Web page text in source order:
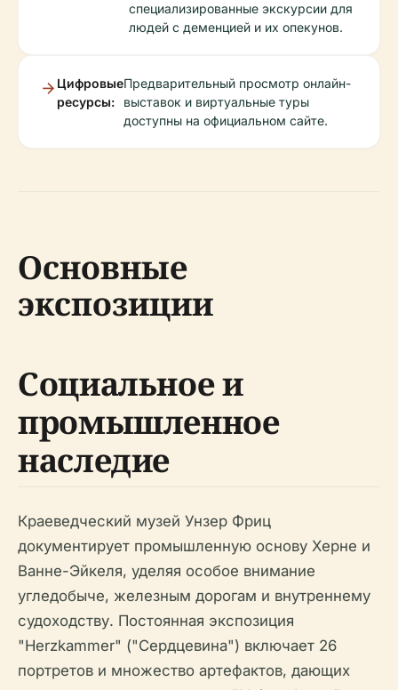
специализированные экскурсии для
людей с деменцией и их опекунов.
Цифровые
ресурсы:
Предварительный просмотр онлайн-
выставок и виртуальные туры
доступны на официальном сайте.
Основные
экспозиции
Социальное и
промышленное
наследие
Краеведческий музей Унзер Фриц
документирует промышленную основу Херне и
Ванне-Эйкеля, уделяя особое внимание
угледобыче, железным дорогам и внутреннему
судоходству. Постоянная экспозиция
"Herzkammer" ("Сердцевина") включает 26
портретов и множество артефактов, дающих